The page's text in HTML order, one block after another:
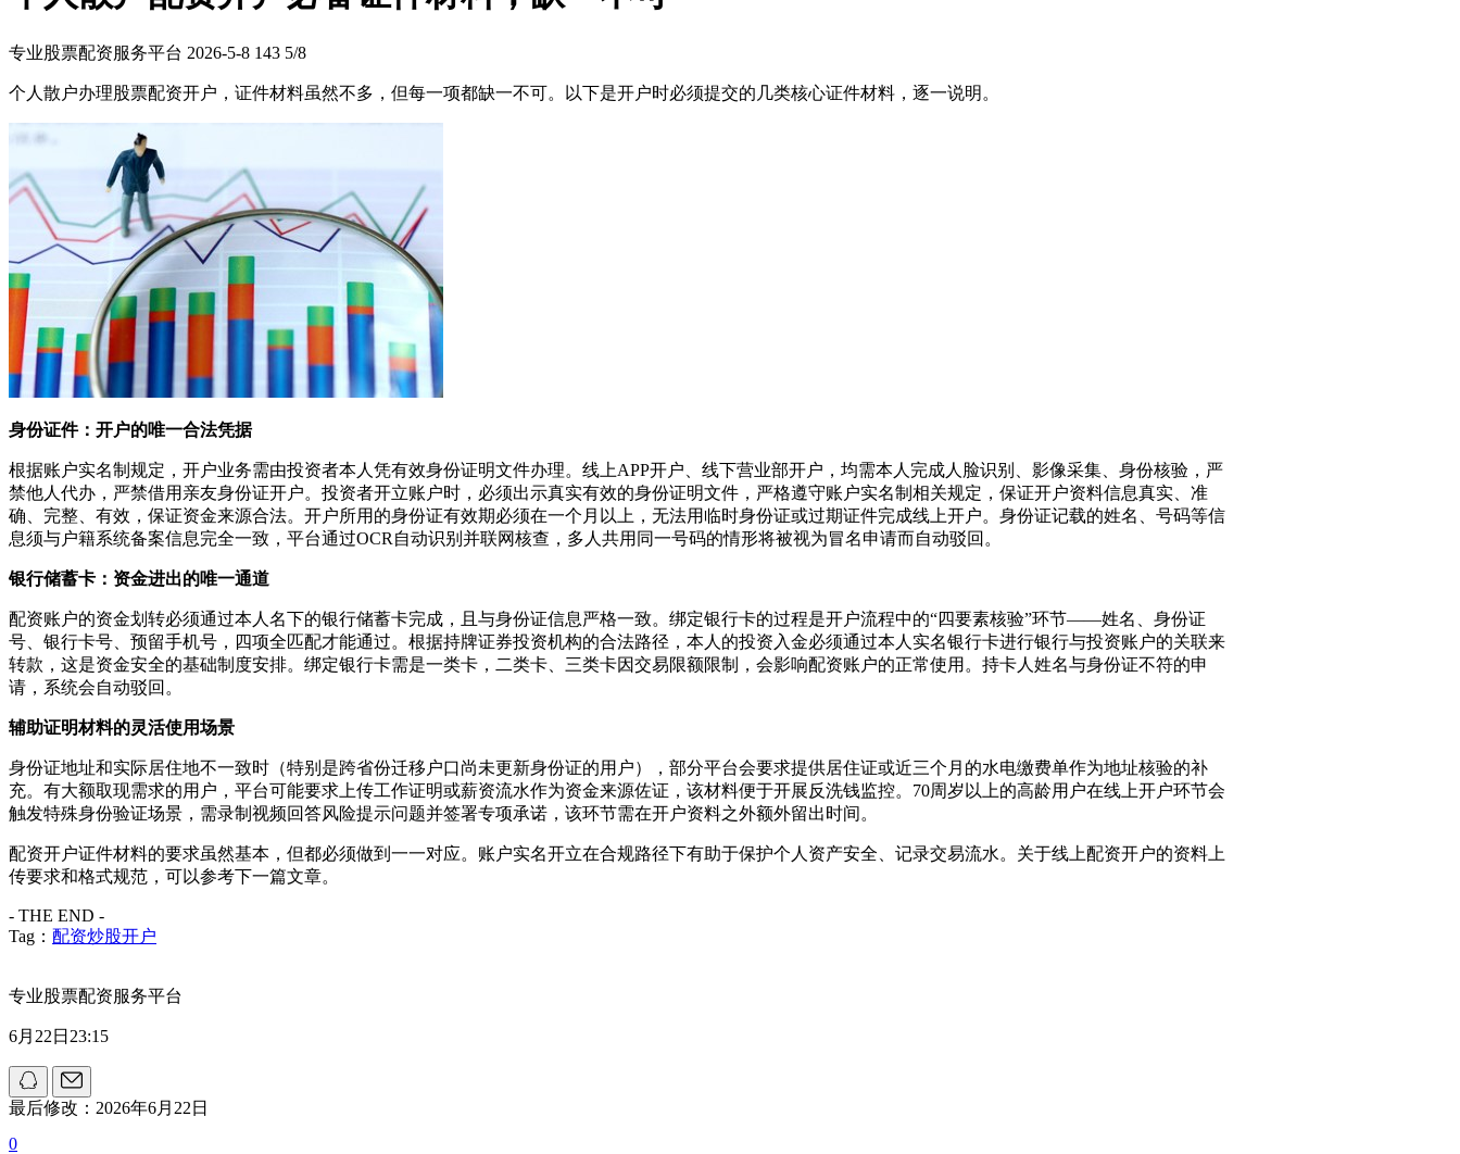
专业股票配资服务平台 2026-5-8 143 5/8
个人散户办理股票配资开户，证件材料虽然不多，但每一项都缺一不可。以下是开户时必须提交的几类核心证件材料，逐一说明。
身份证件：开户的唯一合法凭据
根据账户实名制规定，开户业务需由投资者本人凭有效身份证明文件办理。线上APP开户、线下营业部开户，均需本人完成人脸识别、影像采集、身份核验，严
禁他人代办，严禁借用亲友身份证开户。投资者开立账户时，必须出示真实有效的身份证明文件，严格遵守账户实名制相关规定，保证开户资料信息真实、准
确、完整、有效，保证资金来源合法。开户所用的身份证有效期必须在一个月以上，无法用临时身份证或过期证件完成线上开户。身份证记载的姓名、号码等信
息须与户籍系统备案信息完全一致，平台通过OCR自动识别并联网核查，多人共用同一号码的情形将被视为冒名申请而自动驳回。
银行储蓄卡：资金进出的唯一通道
配资账户的资金划转必须通过本人名下的银行储蓄卡完成，且与身份证信息严格一致。绑定银行卡的过程是开户流程中的“四要素核验”环节——姓名、身份证
号、银行卡号、预留手机号，四项全匹配才能通过。根据持牌证券投资机构的合法路径，本人的投资入金必须通过本人实名银行卡进行银行与投资账户的关联来
转款，这是资金安全的基础制度安排。绑定银行卡需是一类卡，二类卡、三类卡因交易限额限制，会影响配资账户的正常使用。持卡人姓名与身份证不符的申
请，系统会自动驳回。
辅助证明材料的灵活使用场景
身份证地址和实际居住地不一致时（特别是跨省份迁移户口尚未更新身份证的用户），部分平台会要求提供居住证或近三个月的水电缴费单作为地址核验的补
充。有大额取现需求的用户，平台可能要求上传工作证明或薪资流水作为资金来源佐证，该材料便于开展反洗钱监控。70周岁以上的高龄用户在线上开户环节会
触发特殊身份验证场景，需录制视频回答风险提示问题并签署专项承诺，该环节需在开户资料之外额外留出时间。
配资开户证件材料的要求虽然基本，但都必须做到一一对应。账户实名开立在合规路径下有助于保护个人资产安全、记录交易流水。关于线上配资开户的资料上
传要求和格式规范，可以参考下一篇文章。
- THE END -
Tag： 配资炒股开户
专业股票配资服务平台
6月22日23:15
最后修改：2026年6月22日
0